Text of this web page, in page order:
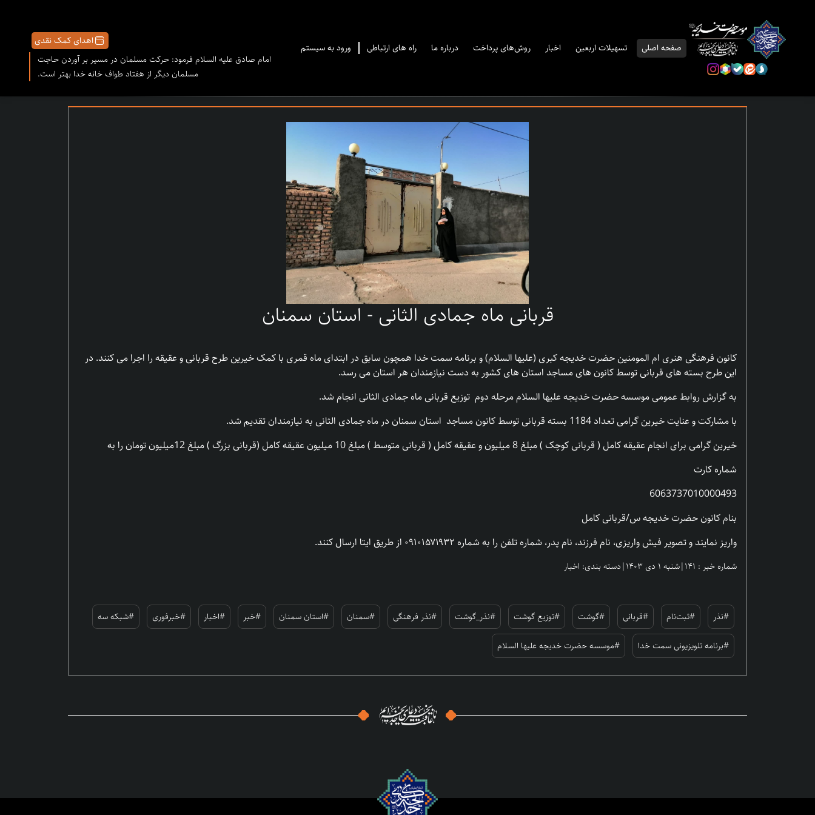
صفحه اصلی تسهیلات اربعین اخبار روش‌های پرداخت درباره ما راه های ارتباطی ورود به سیستم
اهدای کمک نقدی
امام صادق علیه السلام فرمود: حرکت مسلمان در مسیر بر آوردن حاجت
مسلمان دیگر از هفتاد طواف خانه خدا بهتر است.
قربانی ماه جمادی الثانی - استان سمنان
کانون فرهنگی هنری ام المومنین حضرت خدیجه کبری (علیها السلام) و برنامه سمت خدا همچون سابق در ابتدای ماه قمری با کمک خیرین طرح قربانی و عقیقه را اجرا می کنند. در
این طرح بسته های قربانی توسط کانون های مساجد استان های کشور به دست نیازمندان هر استان می رسد.
به گزارش روابط عمومی موسسه حضرت خدیجه علیها السلام مرحله دوم توزیع قربانی ماه جمادی الثانی انجام شد.
با مشارکت و عنایت خیرین گرامی تعداد 1184 بسته قربانی توسط کانون مساجد استان سمنان در ماه جمادی الثانی به نیازمندان تقدیم شد.
خیرین گرامی برای انجام عقیقه کامل ( قربانی کوچک ) مبلغ 8 میلیون و عقیقه کامل ( قربانی متوسط ) مبلغ 10 میلیون عقیقه کامل (قربانی بزرگ ) مبلغ 12میلیون تومان را به
شماره کارت
6063737010000493
بنام کانون حضرت خدیجه س/قربانی کامل
واریز نمایند و تصویر فیش واریزی، نام فرزند، نام پدر، شماره تلفن را به شماره ۰۹۱۰۱۵۷۱۹۳۲ از طریق ایتا ارسال کنند.
شماره خبر : ۱۴۱ |شنبه ۱ دی ۱۴۰۳ |دسته بندی: اخبار
#نذر #ثبت‌نام #قربانی #گوشت #توزیع گوشت #نذر_گوشت #نذر فرهنگی #سمنان #استان سمنان #خبر #اخبار #خبرفوری #شبکه سه
#برنامه تلویزیونی سمت خدا #موسسه حضرت خدیجه علیها السلام